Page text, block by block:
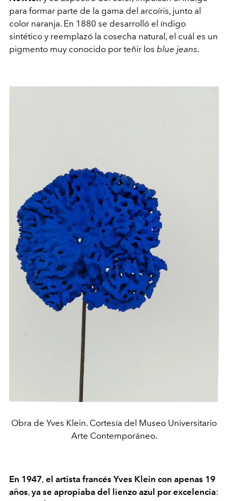
para formar parte de la gama del arcoíris, junto al
color naranja. En 1880 se desarrolló el índigo
sintético y reemplazó la cosecha natural, el cuál es un
pigmento muy conocido por teñir los blue jeans.
Obra de Yves Klein. Cortesía del Museo Universitario
Arte Contemporáneo.
En 1947, el artista francés Yves Klein con apenas 19
años, ya se apropiaba del lienzo azul por excelencia: